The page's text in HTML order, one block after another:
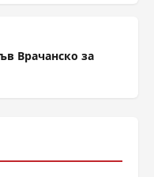
Врачанско за